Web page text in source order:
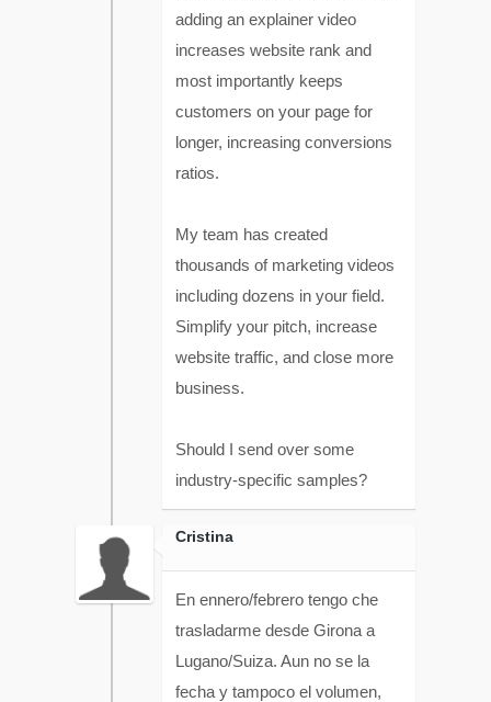
adding an explainer video
increases website rank and
most importantly keeps
customers on your page for
longer, increasing conversions
ratios.
My team has created
thousands of marketing videos
including dozens in your field.
Simplify your pitch, increase
website traffic, and close more
business.
Should I send over some
industry-specific samples?
Cristina
En ennero/febrero tengo che
trasladarme desde Girona a
Lugano/Suiza. Aun no se la
fecha y tampoco el volumen,